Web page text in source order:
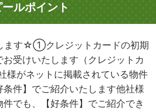
ールポイント
ます☆①クレジットカードの初期
受けいたします（クレジットカ
がネットに掲載されている物件
件】でご紹介いたします他社様
でも、【好条件】でご紹介でき